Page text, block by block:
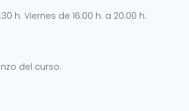
h. Viernes de 16:00 h. a 20:00 h.
del curso.